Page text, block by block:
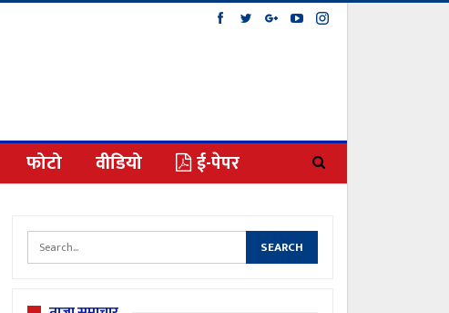
फोटो वीडियो ई-पेपर